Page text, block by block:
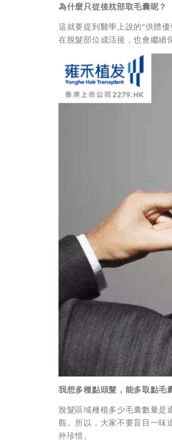
為什麼只從後枕部取毛囊呢？
這就要提到醫學上說的“供體
在脫髮部位成活後，也會繼續
我想多種點頭髮，能多取點毛
脫髮區域種植多少毛囊數量是
觀。所以，大家不要盲目一味
外珍惜。